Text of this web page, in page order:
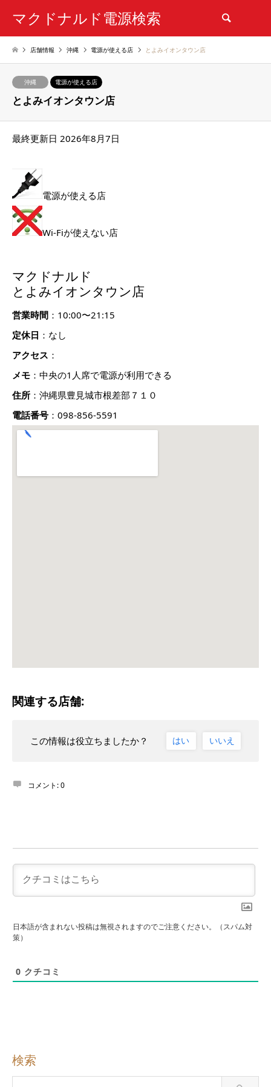
マクドナルド電源検索
店舗情報 沖縄 電源が使える店 とよみイオンタウン店
沖縄 電源が使える店
とよみイオンタウン店
最終更新日 2026年8月7日
電源が使える店
Wi-Fiが使えない店
マクドナルド
とよみイオンタウン店
営業時間 ：10:00〜21:15
定休日 ：なし
アクセス ：
メモ ：中央の1人席で電源が利用できる
住所 ：沖縄県豊見城市根差部７１０
電話番号 ：098-856-5591
関連する店舗:
この情報は役立ちましたか？ はい いいえ
コメント:0
日本語が含まれない投稿は無視されますのでご注意ください。（スパム対
策）
0 クチコミ
検索